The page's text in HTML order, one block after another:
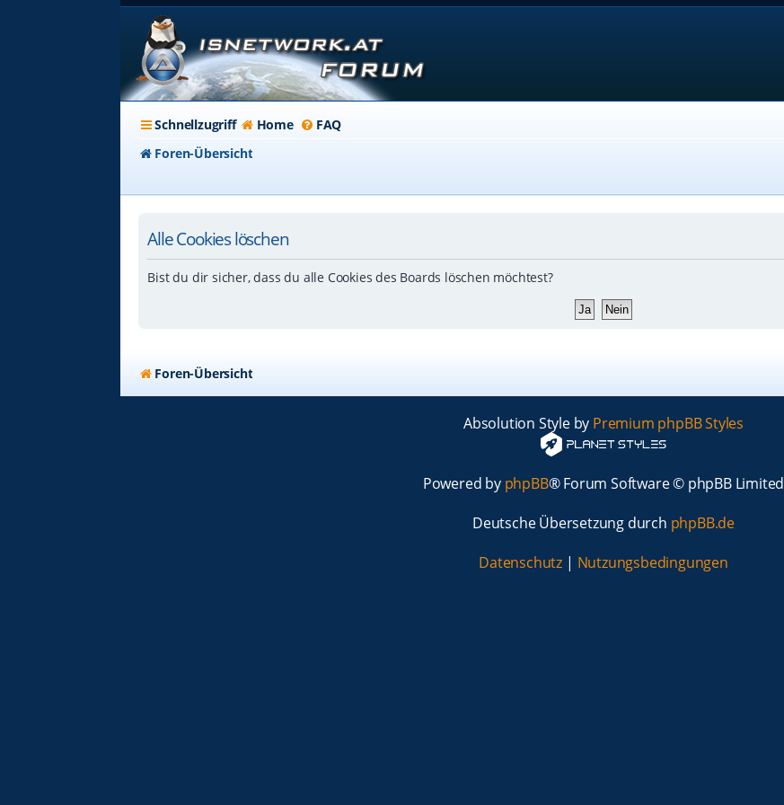
Schnellzugriff Home FAQ
Foren-Übersicht
Alle Cookies löschen
Bist du dir sicher, dass du alle Cookies des Boards löschen möchtest?
Foren-Übersicht
Absolution Style by Premium phpBB Styles
Powered by phpBB® Forum Software © phpBB Limited
Deutsche Übersetzung durch phpBB.de
Datenschutz | Nutzungsbedingungen